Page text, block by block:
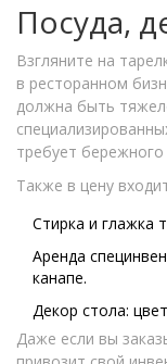
Посуда,
Взгляните на
в ресторанном
должна быть
требует бережного
Также в цену
Стирка и глажка
Аренда
канапе.
Декор стола:
Даже если вы